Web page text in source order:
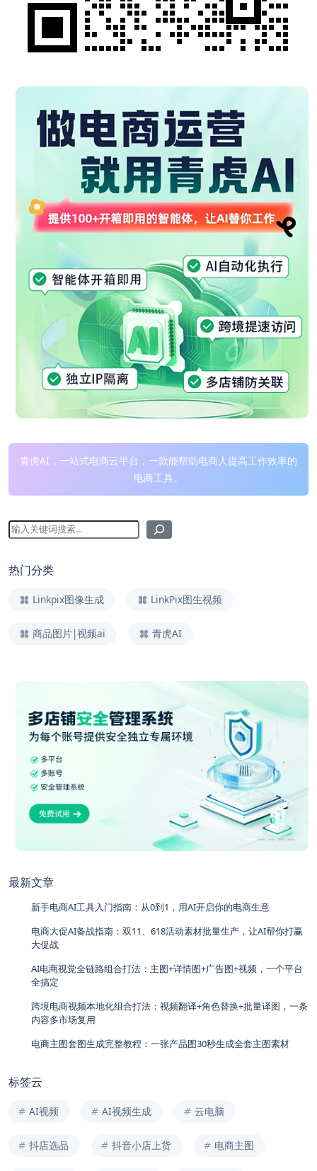
青虎AI，一站式电商云平台，一款能帮助电商人提高工作效率的
电商工具。
热门分类
Linkpix图像生成 LinkPix图生视频
商品图片|视频ai 青虎AI
最新文章
新手电商AI工具入门指南：从0到1，用AI开启你的电商生意
电商大促AI备战指南：双11、618活动素材批量生产，让AI帮你打赢
大促战
AI电商视觉全链路组合打法：主图+详情图+广告图+视频，一个平台
全搞定
跨境电商视频本地化组合打法：视频翻译+角色替换+批量译图，一条
内容多市场复用
电商主图套图生成完整教程：一张产品图30秒生成全套主图素材
标签云
AI视频 AI视频生成 云电脑
抖店选品 抖音小店上货 电商主图